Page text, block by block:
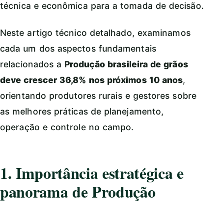
técnica e econômica para a tomada de decisão.
Neste artigo técnico detalhado, examinamos
cada um dos aspectos fundamentais
relacionados a Produção brasileira de grãos
deve crescer 36,8% nos próximos 10 anos,
orientando produtores rurais e gestores sobre
as melhores práticas de planejamento,
operação e controle no campo.
1. Importância estratégica e
panorama de Produção